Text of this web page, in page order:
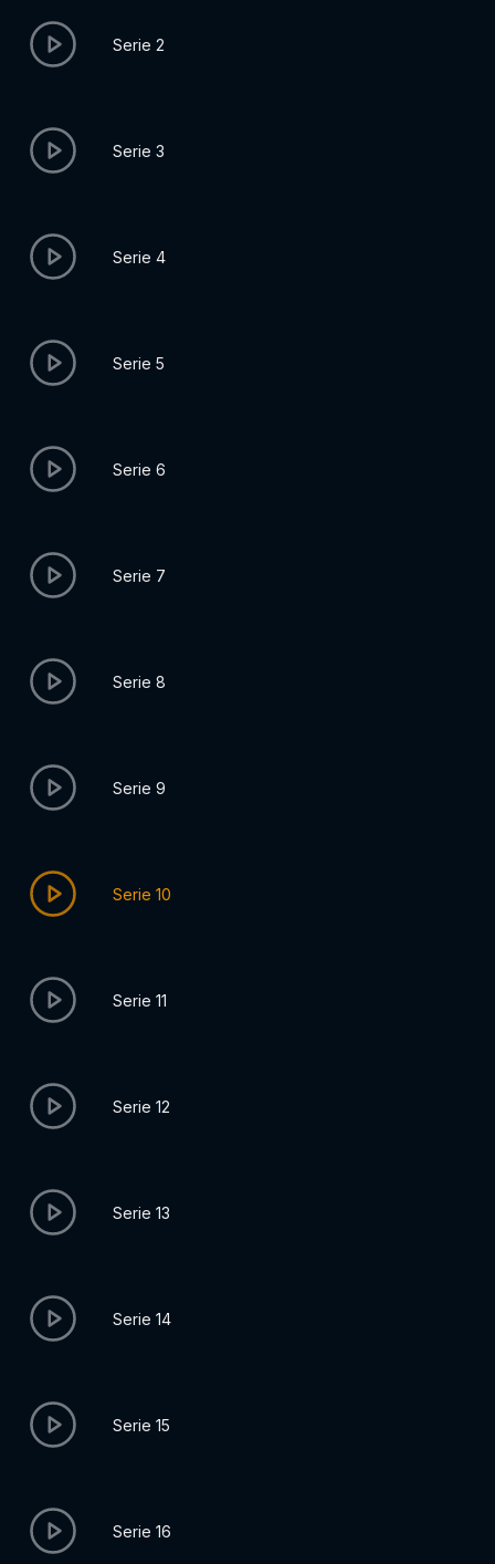
Serie 2
Serie 3
Serie 4
Serie 5
Serie 6
Serie 7
Serie 8
Serie 9
Serie 10
Serie 11
Serie 12
Serie 13
Serie 14
Serie 15
Serie 16